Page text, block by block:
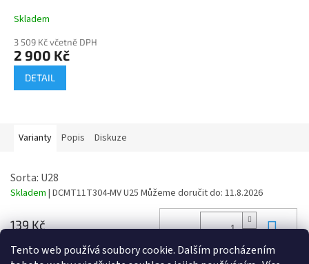
Tento web používá soubory cookie. Dalším procházením
Skladem
3 509 Kč včetně DPH
2 900 Kč
DETAIL
Varianty Popis Diskuze
Sorta: U28
Skladem | DCMT11T304-MV U25 Můžeme doručit do: 11.8.2026
139 Kč Do